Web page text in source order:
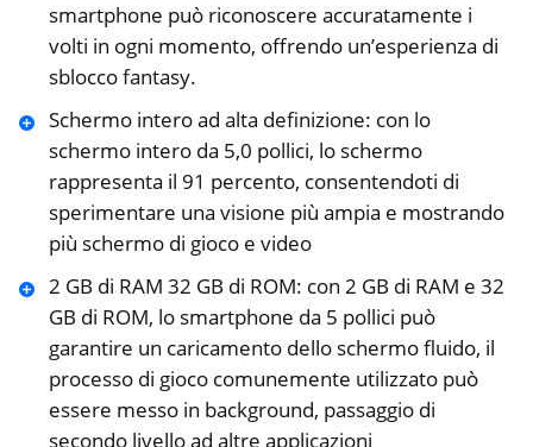
smartphone può riconoscere accuratamente i
volti in ogni momento, offrendo un’esperienza di
sblocco fantasy.
Schermo intero ad alta definizione: con lo
schermo intero da 5,0 pollici, lo schermo
rappresenta il 91 percento, consentendoti di
sperimentare una visione più ampia e mostrando
più schermo di gioco e video
2 GB di RAM 32 GB di ROM: con 2 GB di RAM e 32
GB di ROM, lo smartphone da 5 pollici può
garantire un caricamento dello schermo fluido, il
processo di gioco comunemente utilizzato può
essere messo in background, passaggio di
secondo livello ad altre applicazioni